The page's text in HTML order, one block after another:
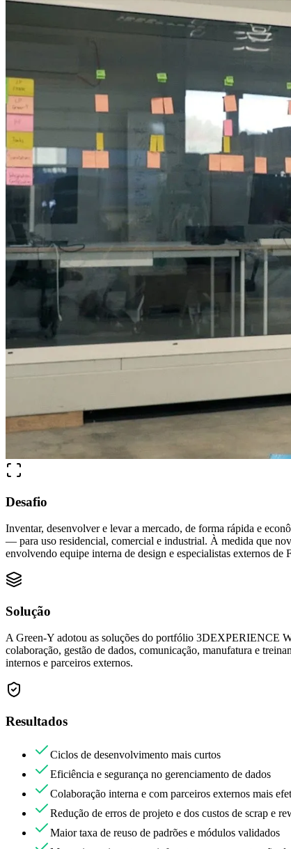
Desafio
Inventar, desenvolver e levar a mercado, de forma rápida e
— para uso residencial, comercial e industrial. À medida que
envolvendo equipe interna de design e especialistas externos de
Solução
A Green-Y adotou as soluções do portfólio 3DEXPERIENCE
colaboração, gestão de dados, comunicação, manufatura e
internos e parceiros externos.
Resultados
Ciclos de desenvolvimento mais curtos
Eficiência e segurança no gerenciamento de dados
Colaboração interna e com parceiros externos mais
Redução de erros de projeto e dos custos de scrap e
Maior taxa de reuso de padrões e módulos validados